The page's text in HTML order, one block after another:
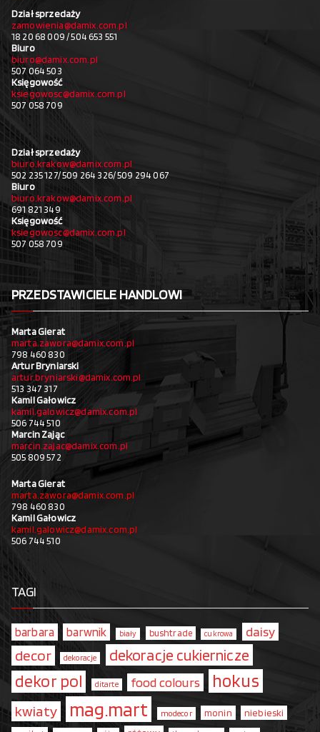
Dział sprzedaży
zamowienia@damix.com.pl
18 20 68 009 / 504 653 551
Biuro
biuro@damix.com.pl
507 064 503
Księgowość
ksiegowosc@damix.com.pl
507 058 709
Dział sprzedaży
biuro.krakow@damix.com.pl
502 235 127/ 509 264 326/ 509 294 067
Biuro
biuro.krakow@damix.com.pl
691 821 349
Księgowość
ksiegowosc@damix.com.pl
507 058 709
PRZEDSTAWICIELE HANDLOWI
Marta Gierat
marta.zawora@damix.com.pl
798 460 830
Artur Bryniarski
artur.bryniarski@damix.com.pl
513 347 317
Kamil Gałowicz
kamil.galowicz@damix.com.pl
506 744 510
Marcin Zając
marcin.zajac@damix.com.pl
505 809 572
Marta Gierat
marta.zawora@damix.com.pl
798 460 830
Kamil Gałowicz
kamil.galowicz@damix.com.pl
506 744 510
TAGI
barbara barwnik biały bushtrade cukrowa daisy
decor dekoracje dekoracje cukiernicze
dekor pol ditarte food colours hokus
kwiaty mag.mart modecor monin niebieski